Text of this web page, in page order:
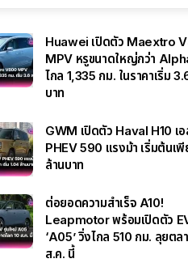
Huawei เปิดตัว Maextro
MPV หรูขนาดใหญ่กว่า
ไกล 1,335 กม. ในราคาเริ่ม
บาท
GWM เปิดตัว Haval H10 เ
PHEV 590 แรงม้า เริ่มต้นเ
ล้านบาท
ต่อยอดความสำเร็จ A10!
Leapmotor พร้อมเปิดตัว
‘A05’ วิ่งไกล 510 กม. ลุยตล
ส.ค. นี้